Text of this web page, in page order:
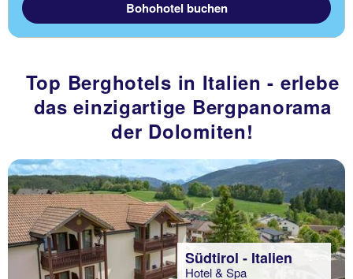
Bohohotel buchen
Top Berghotels in Italien - erlebe
das einzigartige Bergpanorama
der Dolomiten!
Südtirol - Italien
Hotel & Spa